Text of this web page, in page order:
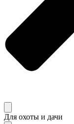
Для охоты и дачи